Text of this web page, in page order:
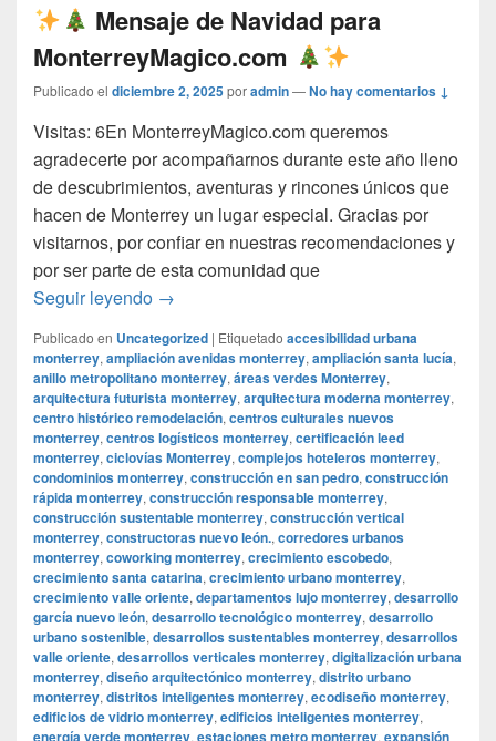
Mensaje de Navidad para
MonterreyMagico.com
Publicado el diciembre 2, 2025poradmin—No hay comentarios ↓
Visitas: 6En MonterreyMagico.com queremos
agradecerte por acompañarnos durante este año lleno
de descubrimientos, aventuras y rincones únicos que
hacen de Monterrey un lugar especial. Gracias por
visitarnos, por confiar en nuestras recomendaciones y
por ser parte de esta comunidad que
Seguir leyendo →
Publicado en Uncategorized | Etiquetado accesibilidad urbana
monterrey, ampliación avenidas monterrey, ampliación santa lucía,
anillo metropolitano monterrey, áreas verdes Monterrey,
arquitectura futurista monterrey, arquitectura moderna monterrey,
centro histórico remodelación, centros culturales nuevos
monterrey, centros logísticos monterrey, certificación leed
monterrey, ciclovías Monterrey, complejos hoteleros monterrey,
condominios monterrey, construcción en san pedro, construcción
rápida monterrey, construcción responsable monterrey,
construcción sustentable monterrey, construcción vertical
monterrey, constructoras nuevo león., corredores urbanos
monterrey, coworking monterrey, crecimiento escobedo,
crecimiento santa catarina, crecimiento urbano monterrey,
crecimiento valle oriente, departamentos lujo monterrey, desarrollo
garcía nuevo león, desarrollo tecnológico monterrey, desarrollo
urbano sostenible, desarrollos sustentables monterrey, desarrollos
valle oriente, desarrollos verticales monterrey, digitalización urbana
monterrey, diseño arquitectónico monterrey, distrito urbano
monterrey, distritos inteligentes monterrey, ecodiseño monterrey,
edificios de vidrio monterrey, edificios inteligentes monterrey,
energía verde monterrey, estaciones metro monterrey, expansión